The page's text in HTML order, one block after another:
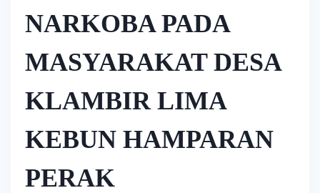
NARKOBA PADA
MASYARAKAT DESA
KLAMBIR LIMA
KEBUN HAMPARAN
PERAK